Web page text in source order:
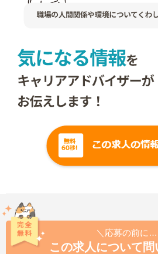
＼応募の前に…
この求人について問